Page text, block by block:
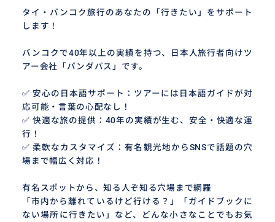
タイ・バンコク旅行のあなたの「行きたい」をサポート
します！
バンコクで40年以上の実績を持つ、日本人旅行者向けツ
アー会社「パンダバス」です。
✅ 安心の日本語サポート：ツアーには日本語ガイドが対
応可能・言葉の心配なし！
✅ 快適な旅の提供：40年の実績が生む、安全・快適な運
行！
✅ 柔軟なカスタマイズ：有名観光地からSNSで話題の穴
場まで幅広く対応！
有名スポットから、知る人ぞ知る穴場まで網羅
「市内から離れているけど行ける？」「ガイドブックに
ない場所に行きたい」など、どんな小さなことでもお気